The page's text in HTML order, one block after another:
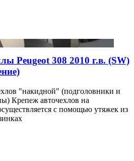
Peugeot 308 2010 г.в. (SW)
"накидной" (подголовники и
Крепеж авточехлов на
с помощью утяжек из